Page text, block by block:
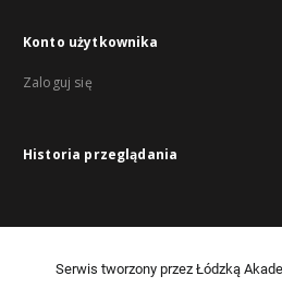
Konto użytkownika
Zaloguj się
Historia przeglądania
Serwis tworzony przez Łódzką